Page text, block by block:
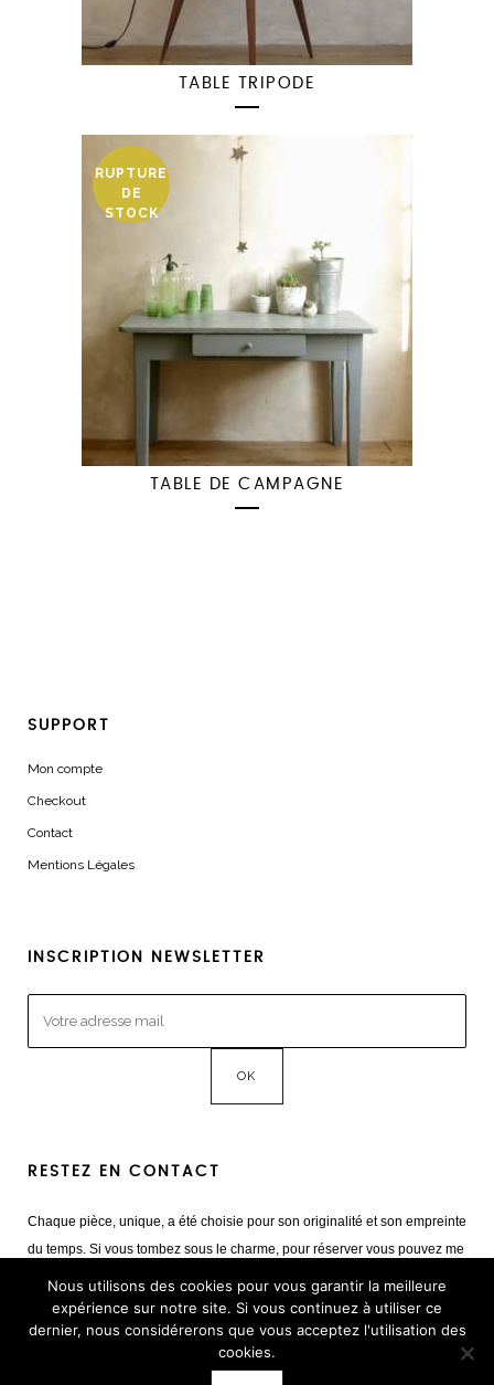
TABLE TRIPODE
RUPTURE
DE
STOCK
TABLE DE CAMPAGNE
SUPPORT
Mon compte
Checkout
Contact
Mentions Légales
INSCRIPTION NEWSLETTER
RESTEZ EN CONTACT
Chaque pièce, unique, a été choisie pour son originalité et son empreinte
du temps. Si vous tombez sous le charme, pour réserver vous pouvez me
contacter
Mail :giulia@cestvintage.com
Tél : +33(0) 6 22 65 93 17
Nous utilisons des cookies pour vous garantir la meilleure
expérience sur notre site. Si vous continuez à utiliser ce
dernier, nous considérerons que vous acceptez l'utilisation des
cookies.